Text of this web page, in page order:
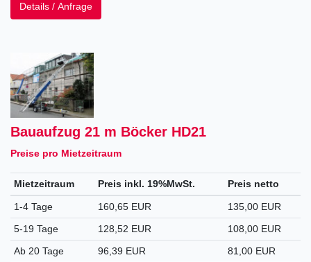
Details / Anfrage
Bauaufzug 21 m Böcker HD21
Preise pro Mietzeitraum
Mietzeitraum Preis inkl. 19%MwSt. Preis netto
1-4 Tage 160,65 EUR
135,00 EUR
5-19 Tage
128,52 EUR
108,00 EUR
Ab 20 Tage
96,39 EUR
81,00 EUR